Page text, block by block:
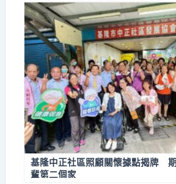
基隆中正社區照顧關懷據點揭牌
輩第二個家